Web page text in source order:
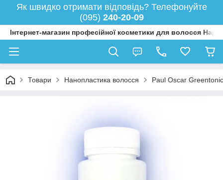
Як швидко отримати відповідь? Телефонуйте
(095) 240-20-09
Інтернет-магазин професійної косметики для волосся
Товари Нанопластика волосся Paul Oscar